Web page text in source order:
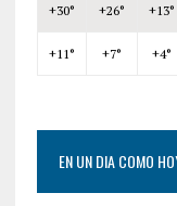
+30° +26° +13°
+11° +7° +4°
EN UN DIA COMO